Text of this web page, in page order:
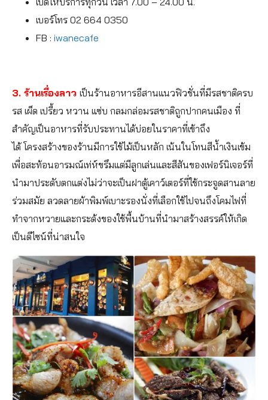
เบอร์โทร 02 664 0350
FB : iwanecafe
3. ร้านเรื่องลาว เป็นร้านอาหารอีสานแนวฟิวชั่นที่มีรสชาติครบ
รส เผ็ด เปรี้ยว หวาน แซ่บ กลมกล่อมรสชาติถูกปากคนเมือง ที่
สำคัญเป็นอาหารที่รับประทานได้บ่อยในราคาที่เข้าถึง
ได้ โครงสร้างของร้านมีการใช้ไม้เป็นหลัก เน้นในโทนสีน้ำเงินเข้ม
เพื่อสะท้อนอารมณ์เท่ห์ขรึมแต่มีลูกเล่นและสีสันของเฟอร์นิเจอร์ที่
นำมาประดับตกแต่งไม่ว่าจะเป็นฝาตู้เคาว์เตอร์ที่ใช้กระจูดสานลาย
ร่วมสมัย ลวดลายผ้าพิมพ์เบาะรองนั่งที่เลือกใช้ไปจนถึงโคมไฟที่
ทำจากหวายและกระด้งของใช้พื้นบ้านที่นำมาสร้างสรรค์ให้เกิด
เป็นดีไซน์ที่น่าสนใจ